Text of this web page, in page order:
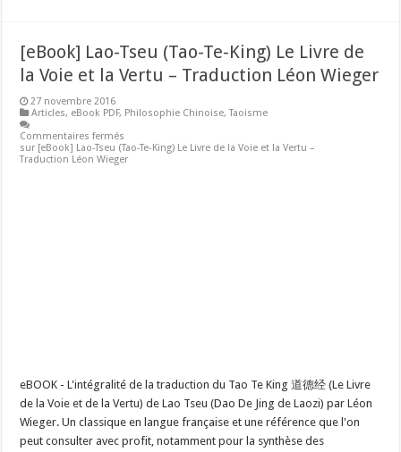
[eBook] Lao-Tseu (Tao-Te-King) Le Livre de
la Voie et la Vertu – Traduction Léon Wieger
27 novembre 2016
Articles, eBook PDF, Philosophie Chinoise,Taoisme
Commentaires fermés
sur [eBook] Lao-Tseu (Tao-Te-King) Le Livre de la Voie et la Vertu –
Traduction Léon Wieger
eBOOK - L'intégralité de la traduction du Tao Te King 道德经 (Le Livre
de la Voie et de la Vertu) de Lao Tseu (Dao De Jing de Laozi) par Léon
Wieger. Un classique en langue française et une référence que l'on
peut consulter avec profit, notamment pour la synthèse des